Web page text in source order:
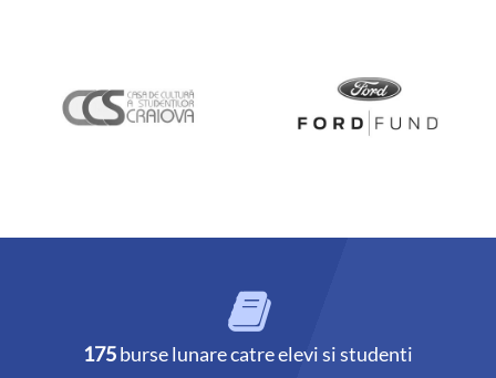
175burse lunare catre elevi si studenti